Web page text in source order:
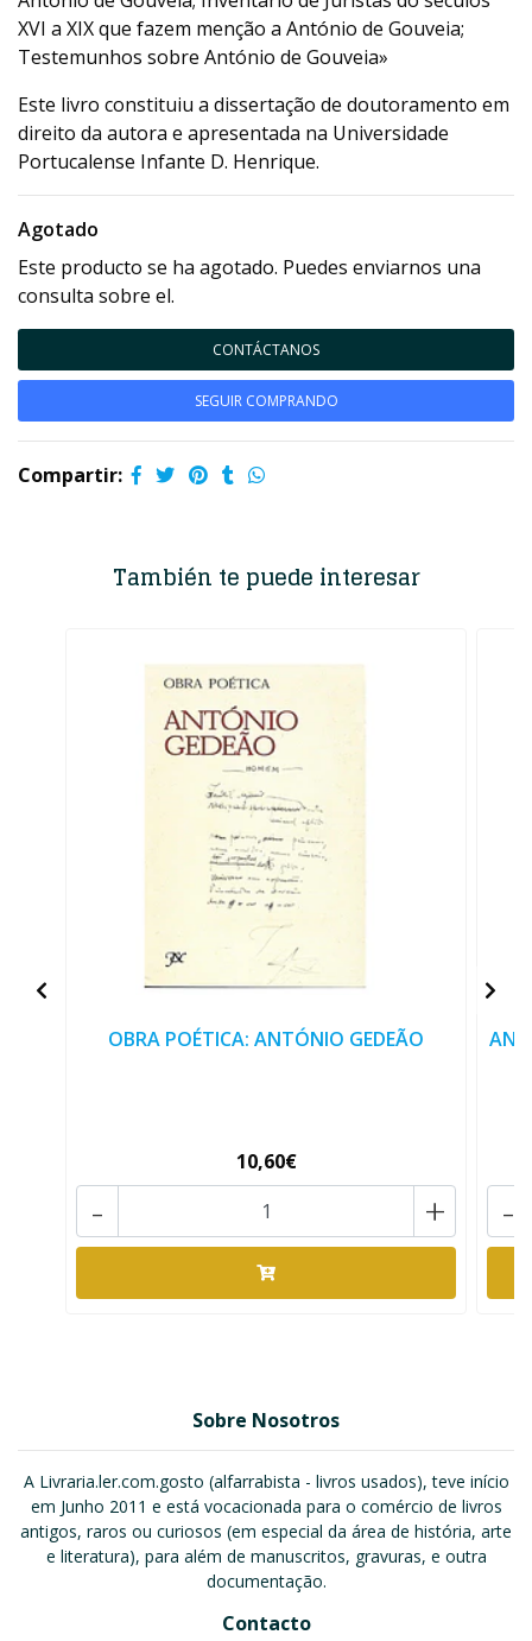
XVI a XIX que fazem menção a António de Gouveia;
Testemunhos sobre António de Gouveia»
Este livro constituiu a dissertação de doutoramento em
direito da autora e apresentada na Universidade
Portucalense Infante D. Henrique.
Agotado
Este producto se ha agotado. Puedes enviarnos una
consulta sobre el.
CONTÁCTANOS
SEGUIR COMPRANDO
Compartir:
También te puede interesar
OBRA POÉTICA: ANTÓNIO GEDEÃO
10,60€
+
- -
Sobre Nosotros
A Livraria.ler.com.gosto (alfarrabista - livros usados), teve início
em Junho 2011 e está vocacionada para o comércio de livros
antigos, raros ou curiosos (em especial da área de história, arte
e literatura), para além de manuscritos, gravuras, e outra
documentação.
Contacto